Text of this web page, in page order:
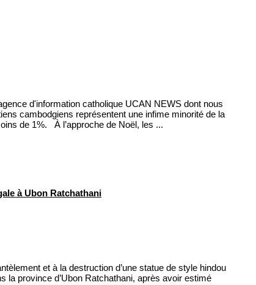
d'information catholique UCAN NEWS dont nous
cambodgiens représentent une infime minorité de la
de 1%. À l’approche de Noël, les ...
à Ubon Ratchathani
et à la destruction d’une statue de style hindou
la province d’Ubon Ratchathani, après avoir estimé